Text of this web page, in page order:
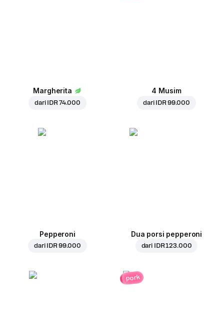
Margherita
dari IDR 74.000
4 Musim
dari IDR 99.000
Pepperoni
dari IDR 99.000
Dua porsi pepperoni
dari IDR 123.000
pork